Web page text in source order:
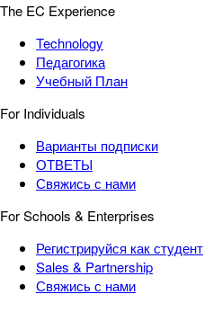
The EC Experience
Technology
Педагогика
Учебный План
For Individuals
Варианты подписки
ОТВЕТЫ
Свяжись с нами
For Schools & Enterprises
Регистрируйся как студент
Sales & Partnership
Свяжись с нами